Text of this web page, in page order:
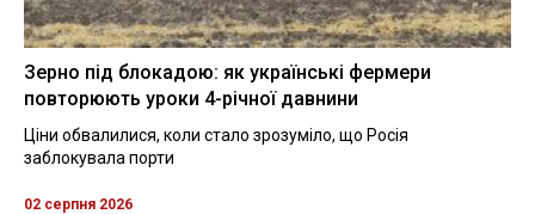
Зерно під блокадою: як українські фермери
повторюють уроки 4-річної давнини
Ціни обвалилися, коли стало зрозуміло, що Росія
заблокувала порти
02 серпня 2026